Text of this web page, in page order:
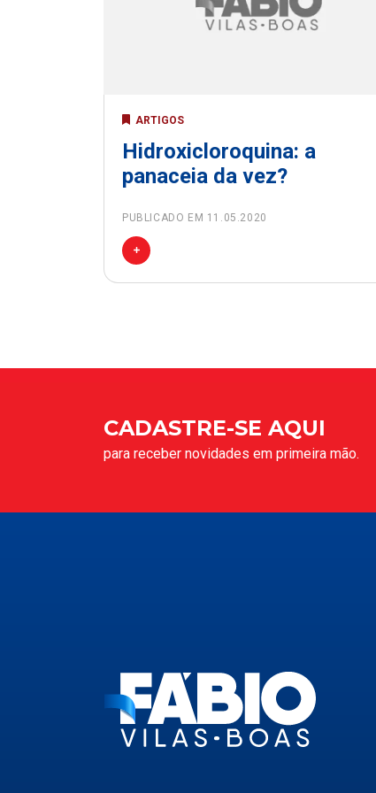
ARTIGOS
Hidroxicloroquina: a
panaceia da vez?
PUBLICADO EM 11.05.2020
CADASTRE-SE AQUI
para receber novidades em primeira mão.